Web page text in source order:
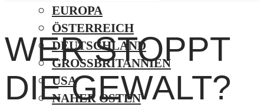
EUROPA
ÖSTERREICH
DEUTSCHLAND
GROSSBRITANNIEN
USA
NAHER OSTEN
WER STOPPT
DIE GEWALT?